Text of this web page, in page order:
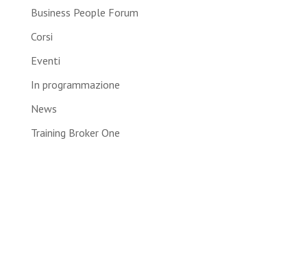
Business People Forum
Corsi
Eventi
In programmazione
News
Training Broker One